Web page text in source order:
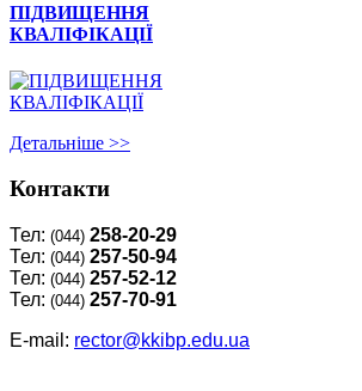
ПІДВИЩЕННЯ
КВАЛІФІКАЦІЇ
Детальнiше >>
Контакти
Тел: (044) 258-20-29
Тел: (044) 257-50-94
Тел: (044) 257-52-12
Тел: (044) 257-70-91
E-mail: rector@kkibp.edu.ua